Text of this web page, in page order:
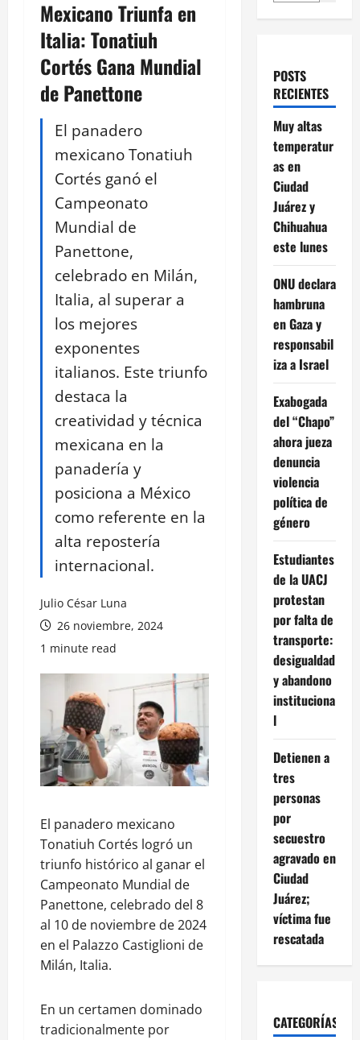
Mexicano Triunfa en
Italia: Tonatiuh
Cortés Gana Mundial
de Panettone
El panadero
mexicano Tonatiuh
Cortés ganó el
Campeonato
Mundial de
Panettone,
celebrado en Milán,
Italia, al superar a
los mejores
exponentes
italianos. Este triunfo
destaca la
creatividad y técnica
mexicana en la
panadería y
posiciona a México
como referente en la
alta repostería
internacional.
Julio César Luna
26 noviembre, 2024
1 minute read
El panadero mexicano
Tonatiuh Cortés logró un
triunfo histórico al ganar el
Campeonato Mundial de
Panettone, celebrado del 8
al 10 de noviembre de 2024
en el Palazzo Castiglioni de
Milán, Italia.
En un certamen dominado
tradicionalmente por
POSTS
RECIENTES
Muy altas
temperatur
as en
Ciudad
Juárez y
Chihuahua
este lunes
ONU declara
hambruna
en Gaza y
responsabil
iza a Israel
Exabogada
del “Chapo”
ahora jueza
denuncia
violencia
política de
género
Estudiantes
de la UACJ
protestan
por falta de
transporte:
desigualdad
y abandono
instituciona
l
Detienen a
tres
personas
por
secuestro
agravado en
Ciudad
Juárez;
víctima fue
rescatada
CATEGORÍAS